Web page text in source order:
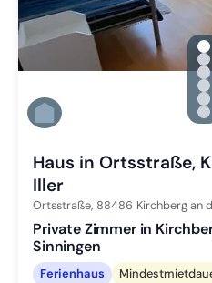
Haus in Ortsstraße,
Iller
Ortsstraße, 88486 Kirchberg an
Private Zimmer in
Sinningen
Ferienhaus